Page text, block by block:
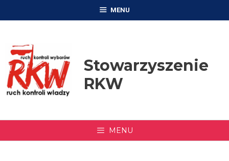
MENU
Stowarzyszenie
RKW
MENU